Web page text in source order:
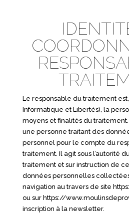
Le responsable du traitement est,
Informatique et Libertés), la
moyens et finalités du
une personne traitant des
personnel pour le compte du
traitement. Il agit sous l’autorité
traitement et sur instruction de
données personnelles
navigation au travers de site
ou sur https://
inscription à la newsletter.